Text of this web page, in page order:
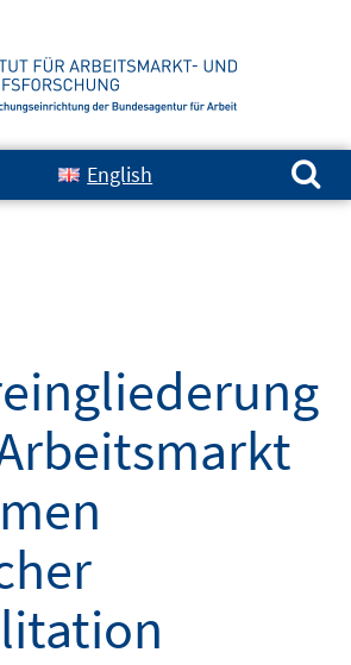
English
Suchen nach: